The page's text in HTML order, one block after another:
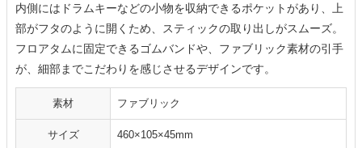
内側にはドラムキーなどの小物を収納できるポケットがあり、上
部がフタのように開くため、スティックの取り出しがスムーズ。
フロアタムに固定できるゴムバンドや、ファブリック素材の引手
が、細部までこだわりを感じさせるデザインです。
素材 ファブリック
サイズ 460×105×45mm